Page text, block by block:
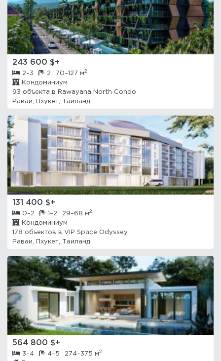
243 600 $+
2–3 2 70–127 м2
Кондоминиум
93 объекта в
Rawayana North Condo
Раваи, Пхукет, Таиланд
131 400 $+
0–2 1–2 29–68 м2
Кондоминиум
178 объектов в VIP Space Odyssey
Раваи, Пхукет, Таиланд
564 800 $+
3–4 4–5 274–375 м2